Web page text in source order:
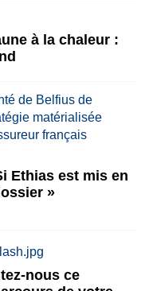
à la chaleur :
Ethias est mis en
»
nous ce